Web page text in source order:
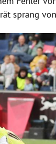
sprang